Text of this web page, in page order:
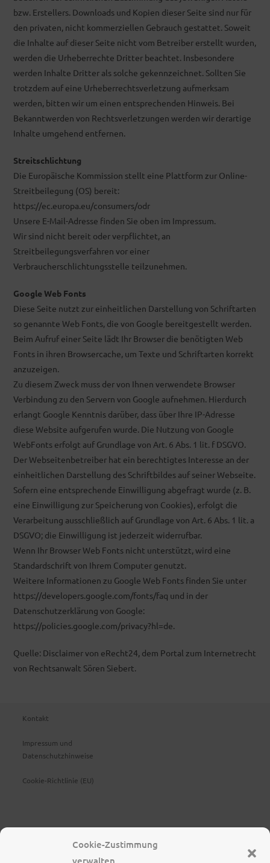
Cookie-Zustimmung
verwalten
bzw. Erstellers. Downloads und Kopien dieser Seite sind nur für
den privaten, nicht kommerziellen Gebrauch gestattet. Soweit
die Inhalte auf dieser Seite nicht vom Betreiber erstellt wurden,
werden die Urheberrechte Dritter beachtet. Insbesondere
werden Inhalte Dritter als solche gekennzeichnet. Sollten Sie
trotzdem auf eine Urheberrechtsverletzung aufmerksam
werden, bitten wir um einen entsprechenden Hinweis. Bei
Bekanntwerden von Rechtsverletzungen werden wir derartige
Inhalte umgehend entfernen.
Streitschlichtung
Die Europäische Kommission stellt eine Plattform zur Online-
Streitbeilegung (OS) bereit:
https://ec.europa.eu/consumers/odr
Unsere E-Mail-Adresse finden Sie oben im Impressum.
Wir sind nicht bereit oder verpflichtet, an
Streitbeilegungsverfahren vor einer
Verbraucherschlichtungsstelle teilzunehmen.
Google Web Fonts
Diese Seite nutzt zur einheitlichen Darstellung von Schriftarten
so genannte Web Fonts, die von Google bereitgestellt werden.
Beim Aufruf einer Seite lädt Ihr Browser die benötigten Web
Fonts in ihren Browsercache, um Texte und Schriftarten korrekt
anzuzeigen.
Zu diesem Zweck muss der von Ihnen verwendete Browser
Verbindung zu den Servern von Google aufnehmen. Hierdurch
erlangt Google Kenntnis darüber, dass über Ihre IP-Adresse
diese Website aufgerufen wurde. Die Nutzung von Google
WebFonts erfolgt auf Grundlage von Art. 6 Abs. 1 lit. f DSGVO.
Der Webseitenbetreiber hat ein berechtigtes Interesse an der
einheitlichen Darstellung des Schriftbildes auf seiner Webseite.
Sofern eine entsprechende Einwilligung abgefragt wurde (z. B.
eine Einwilligung zur Speicherung von Cookies), erfolgt die
Verarbeitung ausschließlich auf Grundlage von Art. 6 Abs. 1 lit. a
DSGVO; die Einwilligung ist jederzeit widerrufbar.
Wenn Ihr Browser Web Fonts nicht unterstützt, wird eine
Standardschrift von Ihrem Computer genutzt.
Weitere Informationen zu Google Web Fonts finden Sie unter
https://developers.google.com/fonts/faq und in der
Datenschutzerklärung von Google:
https://policies.google.com/privacy?hl=de.
Quelle: Disclaimer von eRecht24, dem Portal zum Internetrecht
von Rechtsanwalt Sören Siebert.
Kontakt
Impressum und
Datenschutzhinweise
Cookie-Richtlinie (EU)